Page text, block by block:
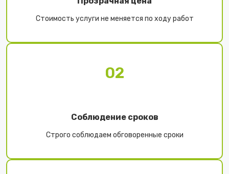
Стоимость услуги не меняется по ходу работ
02
Соблюдение сроков
Строго соблюдаем обговоренные сроки